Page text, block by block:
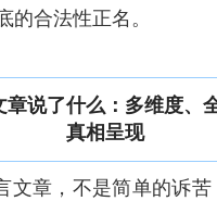
的合法性正名。
章说了什么：多维度、
真相呈现
文章，不是简单的诉